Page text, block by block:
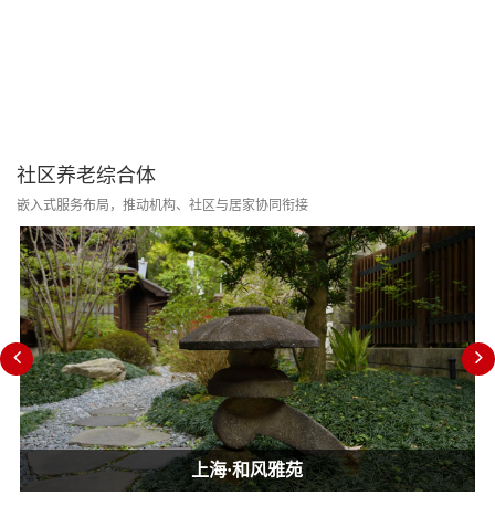
社区养老综合体
嵌入式服务布局，推动机构、社区与居家协同衔接
上海·和风雅苑
上海·和风雅苑
上海·和风雅苑